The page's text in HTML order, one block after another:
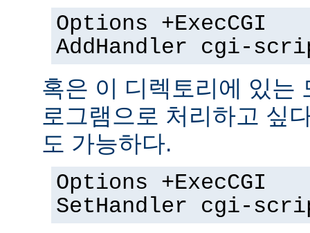
Options +ExecCGI
AddHandler cgi-
혹은 이 디렉토리에 있는
로그램으로 처리하고 싶
도 가능하다.
Options +ExecCGI
SetHandler cgi-